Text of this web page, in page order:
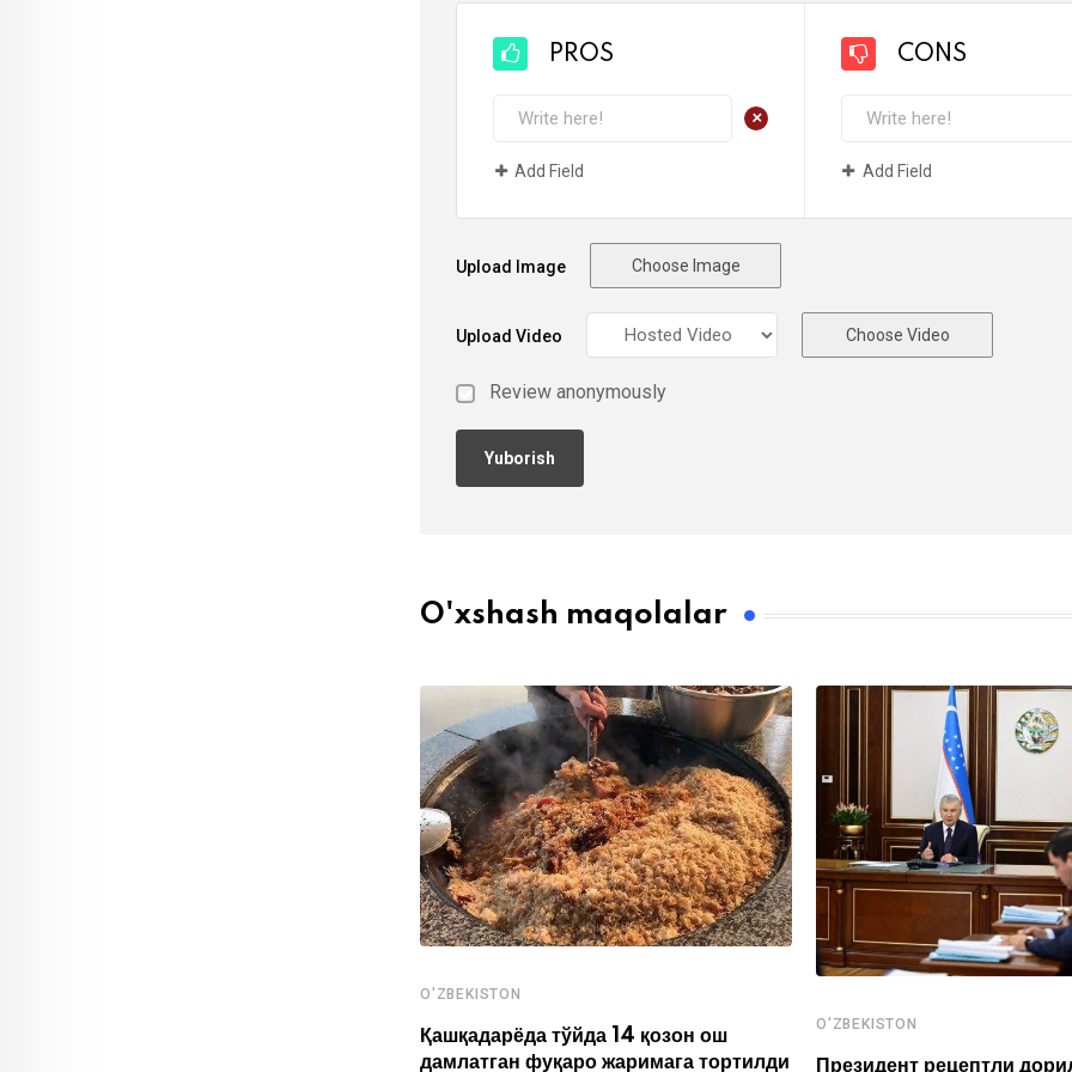
PROS
+
Add Field
CONS
Add Field
Upload Image Choose Image
Upload Video Choose Video
Review anonymously
O'xshash maqolalar
O'ZBEKISTON
Қашқадарёда тўйда 14 қозон ош
дамлатган фуқаро жаримага тортилди
O'ZBEKISTON
Президент рецептли